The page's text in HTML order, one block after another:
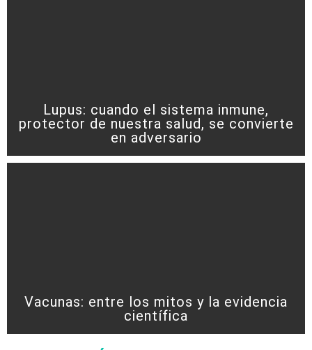
Lupus: cuando el sistema inmune,
protector de nuestra salud, se convierte
en adversario
Vacunas: entre los mitos y la evidencia
científica